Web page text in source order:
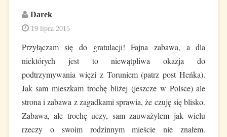
Darek
19 lipca 2015
Przyłączam się do gratulacji! Fajna zabawa, a dla
niektórych jest to niewątpliwa okazja do
podtrzymywania więzi z Toruniem (patrz post Heńka).
Jak sam mieszkam trochę bliżej (jeszcze w Polsce) ale
strona i zabawa z zagadkami sprawia, że czuję się blisko.
Zabawa, ale trochę uczy, sam zauważyłem jak wielu
rzeczy o swoim rodzinnym mieście nie znałem.